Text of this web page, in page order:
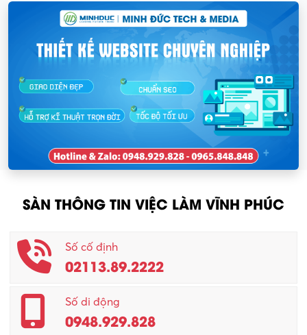
SÀN THÔNG TIN VIỆC LÀM VĨNH PHÚC
Số cố định
02113.89.2222
Số di động
0948.929.828